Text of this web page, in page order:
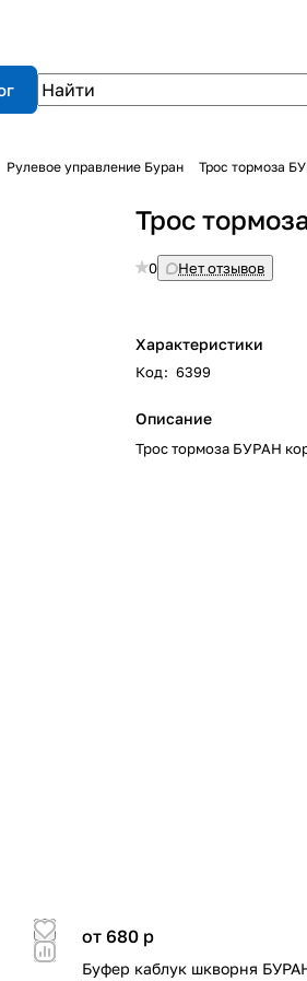
Рулевое управление Буран Трос тормоза
Трос
0 Нет отзывов
Характеристики
Код: 6399
Описание
Трос тормоза БУРАН
от 680 p
Буфер каблук шкворня